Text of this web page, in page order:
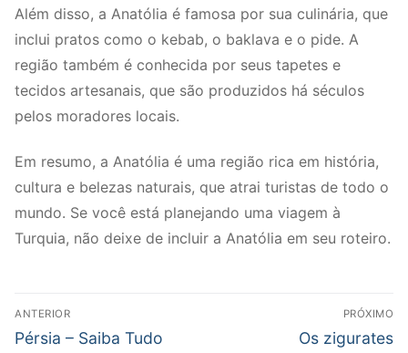
Além disso, a Anatólia é famosa por sua culinária, que
inclui pratos como o kebab, o baklava e o pide. A
região também é conhecida por seus tapetes e
tecidos artesanais, que são produzidos há séculos
pelos moradores locais.
Em resumo, a Anatólia é uma região rica em história,
cultura e belezas naturais, que atrai turistas de todo o
mundo. Se você está planejando uma viagem à
Turquia, não deixe de incluir a Anatólia em seu roteiro.
Navegação
de
ANTERIOR
Post
Pérsia – Saiba Tudo
PRÓXIMO
Próximo
Os zigurates